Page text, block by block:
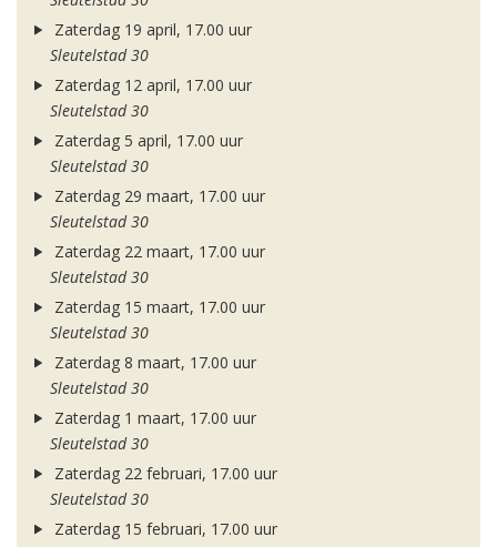
Zaterdag 19 april, 17.00 uur
Sleutelstad 30
Zaterdag 12 april, 17.00 uur
Sleutelstad 30
Zaterdag 5 april, 17.00 uur
Sleutelstad 30
Zaterdag 29 maart, 17.00 uur
Sleutelstad 30
Zaterdag 22 maart, 17.00 uur
Sleutelstad 30
Zaterdag 15 maart, 17.00 uur
Sleutelstad 30
Zaterdag 8 maart, 17.00 uur
Sleutelstad 30
Zaterdag 1 maart, 17.00 uur
Sleutelstad 30
Zaterdag 22 februari, 17.00 uur
Sleutelstad 30
Zaterdag 15 februari, 17.00 uur